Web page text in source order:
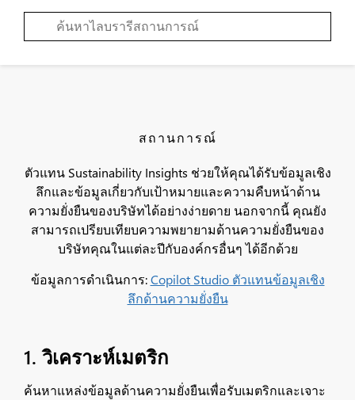
สถานการณ์
ตัวแทน Sustainability Insights ช่วยให้คุณได้รับข้อมูลเชิง
ลึกและข้อมูลเกี่ยวกับเป้าหมายและความคืบหน้าด้าน
ความยั่งยืนของบริษัทได้อย่างง่ายดาย นอกจากนี้ คุณยัง
สามารถเปรียบเทียบความพยายามด้านความยั่งยืนของ
บริษัทคุณในแต่ละปีกับองค์กรอื่นๆ ได้อีกด้วย
ข้อมูลการดำเนินการ:Copilot Studio ตัวแทนข้อมูลเชิง
ลึกด้านความยั่งยืน
1. วิเคราะห์เมตริก
ค้นหาแหล่งข้อมูลด้านความยั่งยืนเพื่อรับเมตริกและเจาะ